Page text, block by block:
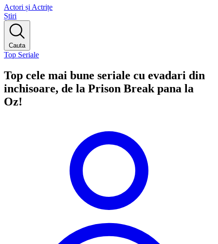
Actori și Actrițe
Știri
Cauta
Top Seriale
Top cele mai bune seriale cu evadari din
inchisoare, de la Prison Break pana la
Oz!